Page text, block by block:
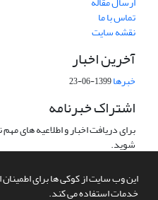
این وب سایت از کوکی ها برای اطمینان
خدمات استفاده می کند.
تماس با ما
نقشه سایت
آخرین اخبار
خبرها1399-06-23
اشتراک خبرنامه
برای دریافت اخبار و اطلاعیه های
شوید.